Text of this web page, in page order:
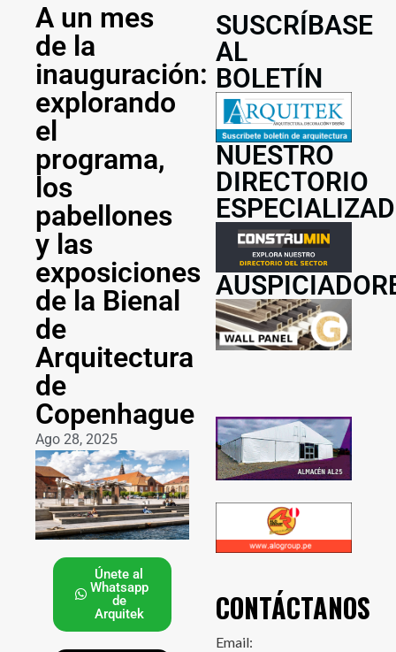
A un mes
de la
inauguración:
explorando
el
programa,
los
pabellones
y las
exposiciones
de la Bienal
de
Arquitectura
de
Copenhague
Ago 28, 2025
Únete al
Whatsapp
de
Arquitek
SUSCRÍBASE
AL
BOLETÍN
NUESTRO
DIRECTORIO
CONTÁCTANOS
Email: